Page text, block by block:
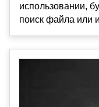
использовании,
поиск файла или